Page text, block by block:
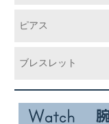
ピアス
ブレスレット